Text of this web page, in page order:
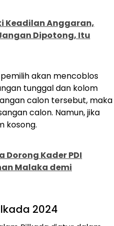
Keadilan Anggaran,
Dipotong, Itu
akan mencoblos
tunggal dan kolom
calon tersebut, maka
calon. Namun, jika
kosong.
Dorong Kader PDI
Malaka demi
2024